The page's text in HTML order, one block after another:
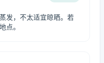
发，不太适宜晾晒。若
点。